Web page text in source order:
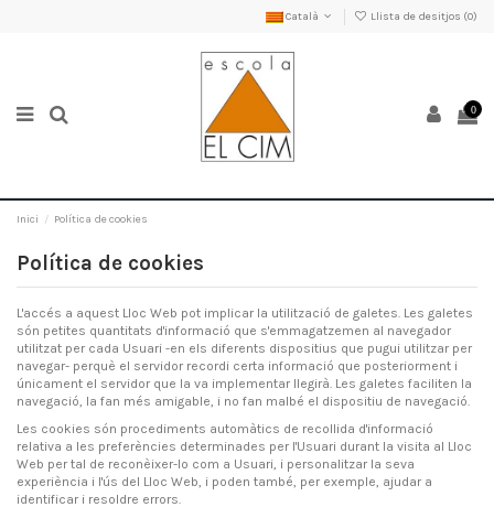
Català Llista de desitjos (0)
0
Inici Política de cookies
Política de cookies
L'accés a aquest Lloc Web pot implicar la utilització de galetes. Les galetes
són petites quantitats d'informació que s'emmagatzemen al navegador
utilitzat per cada Usuari -en els diferents dispositius que pugui utilitzar per
navegar- perquè el servidor recordi certa informació que posteriorment i
únicament el servidor que la va implementar llegirà. Les galetes faciliten la
navegació, la fan més amigable, i no fan malbé el dispositiu de navegació.
Les cookies són procediments automàtics de recollida d'informació
relativa a les preferències determinades per l'Usuari durant la visita al Lloc
Web per tal de reconèixer-lo com a Usuari, i personalitzar la seva
experiència i l'ús del Lloc Web, i poden també, per exemple, ajudar a
identificar i resoldre errors.